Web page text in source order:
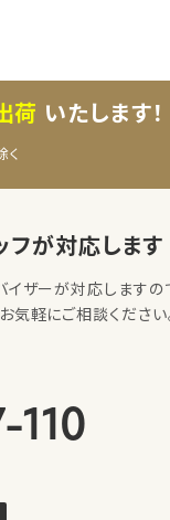
荷 いたします！
く
フが対応します
イザーが対応しますの
気軽にご相談ください
110